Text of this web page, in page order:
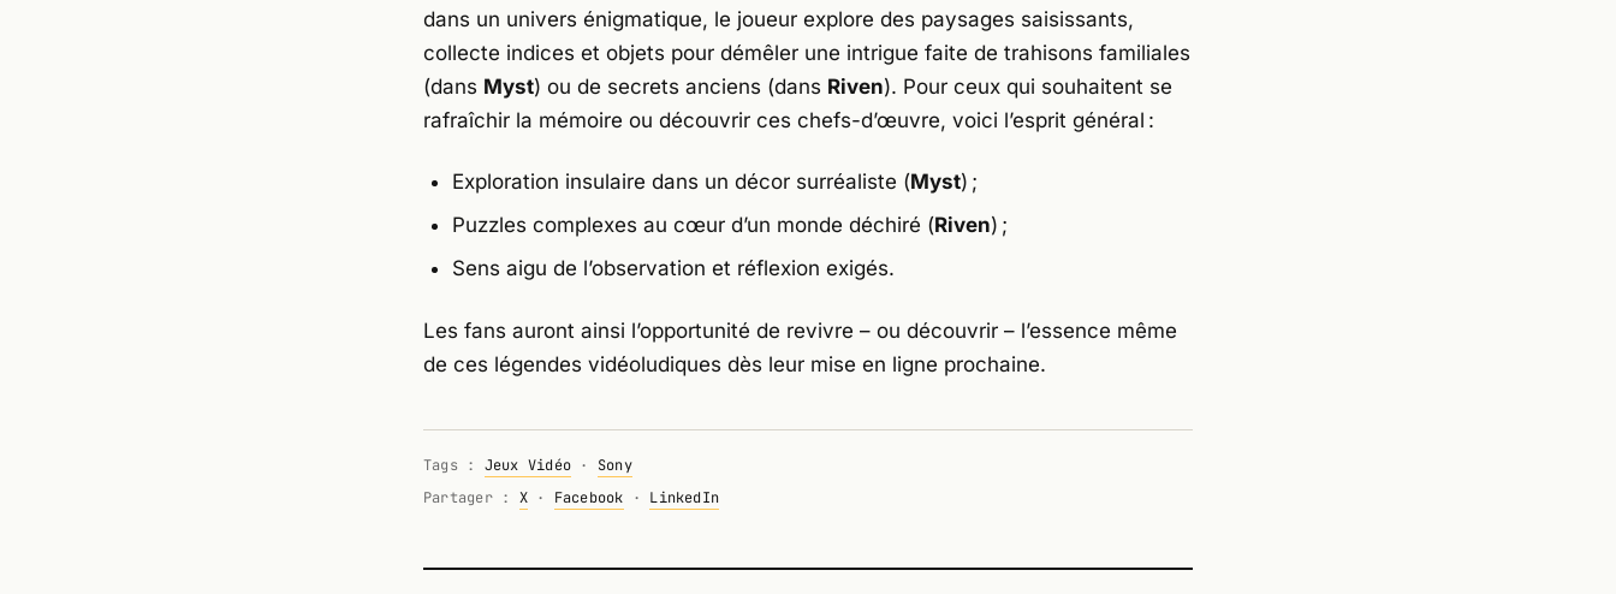
dans un univers énigmatique, le joueur explore des paysages saisissants,
collecte indices et objets pour démêler une intrigue faite de trahisons familiales
(dans Myst) ou de secrets anciens (dans Riven). Pour ceux qui souhaitent se
rafraîchir la mémoire ou découvrir ces chefs-d’œuvre, voici l’esprit général :
Exploration insulaire dans un décor surréaliste (Myst) ;
Puzzles complexes au cœur d’un monde déchiré (Riven) ;
Sens aigu de l’observation et réflexion exigés.
Les fans auront ainsi l’opportunité de revivre – ou découvrir – l’essence même
de ces légendes vidéoludiques dès leur mise en ligne prochaine.
Tags : Jeux Vidéo · Sony
Partager : X· Facebook · LinkedIn